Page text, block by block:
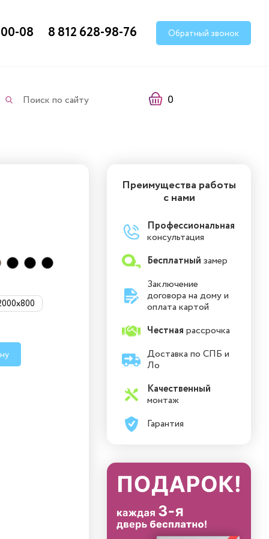
08 8 812 628-98-76 Обратный звонок
Поиск по сайту 0
Преимущества работы
с нами
Профессиональная
консультация
Бесплатный замер
Заключение
договора на дому и
оплата картой
Честная рассрочка
Доставка по СПБ и
Ло
Качественный
монтаж
Гарантия